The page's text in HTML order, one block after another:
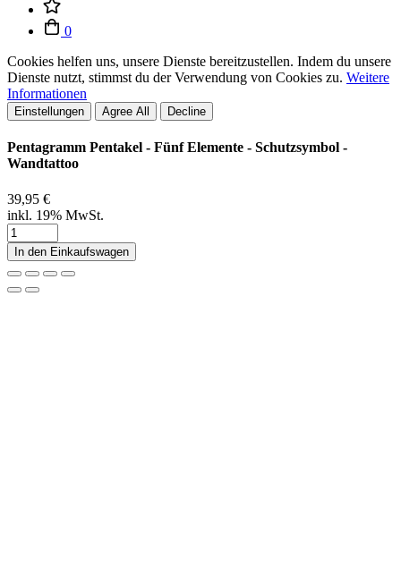
0
Cookies helfen uns, unsere Dienste bereitzustellen. Indem du unsere
Dienste nutzt, stimmst du der Verwendung von Cookies zu. Weitere
Informationen
Einstellungen Agree All Decline
Pentagramm Pentakel - Fünf Elemente - Schutzsymbol -
Wandtattoo
39,95 €
inkl. 19% MwSt.
In den Einkaufswagen